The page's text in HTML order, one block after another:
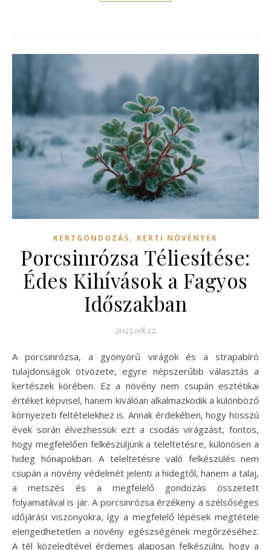
KERTGONDOZÁS, KERTI NÖVÉNYEK
Porcsinrózsa Téliesítése:
Édes Kihívások a Fagyos
Időszakban
2025.08.12.
A porcsinrózsa, a gyönyörű virágok és a strapabíró
tulajdonságok ötvözete, egyre népszerűbb választás a
kertészek körében. Ez a növény nem csupán esztétikai
értéket képvisel, hanem kiválóan alkalmazkodik a különböző
környezeti feltételekhez is. Annak érdekében, hogy hosszú
évek során élvezhessük ezt a csodás virágzást, fontos,
hogy megfelelően felkészüljünk a teleltetésre, különösen a
hideg hónapokban. A teleltetésre való felkészülés nem
csupán a növény védelmét jelenti a hidegtől, hanem a talaj,
a metszés és a megfelelő gondozás összetett
folyamatával is jár. A porcsinrózsa érzékeny a szélsőséges
időjárási viszonyokra, így a megfelelő lépések megtétele
elengedhetetlen a növény egészségének megőrzéséhez.
A tél közeledtével érdemes alaposan felkészülni, hogy a